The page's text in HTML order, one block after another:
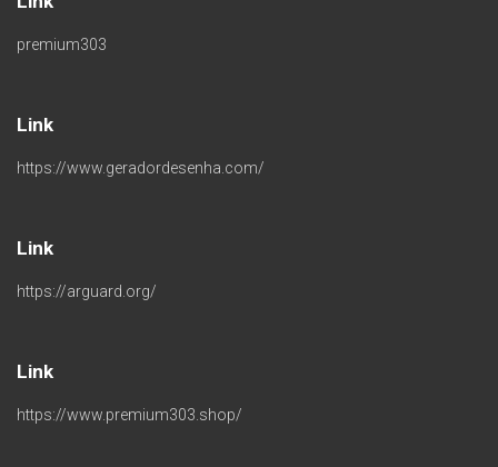
premium303
Link
https://www.geradordesenha.com/
Link
https://arguard.org/
Link
https://www.premium303.shop/